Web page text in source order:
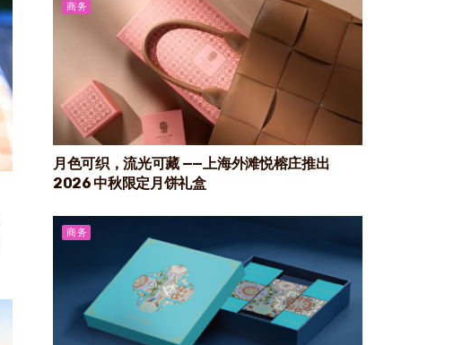
商务
月色可织，流光可藏 ——上海外滩悦榕庄推出
2026 中秋限定月饼礼盒
商务